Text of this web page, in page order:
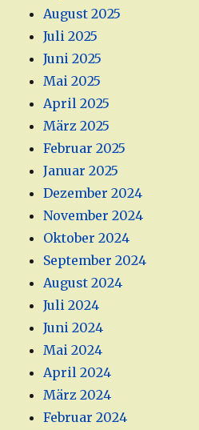
August 2025
Juli 2025
Juni 2025
Mai 2025
April 2025
März 2025
Februar 2025
Januar 2025
Dezember 2024
November 2024
Oktober 2024
September 2024
August 2024
Juli 2024
Juni 2024
Mai 2024
April 2024
März 2024
Februar 2024